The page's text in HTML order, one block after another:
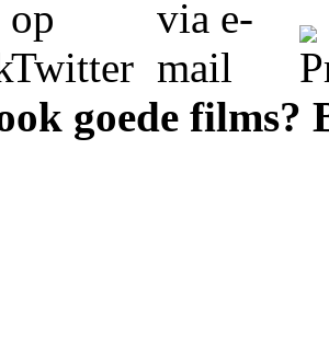
goede films?